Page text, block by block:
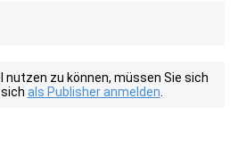
nutzen zu können, müssen Sie sich
als Publisher anmelden